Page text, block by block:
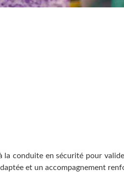
conduite en sécurité pour
et un accompagnement